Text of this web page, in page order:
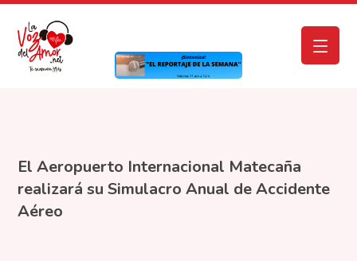
El Aeropuerto Internacional Matecaña
realizará su Simulacro Anual de Accidente
Aéreo